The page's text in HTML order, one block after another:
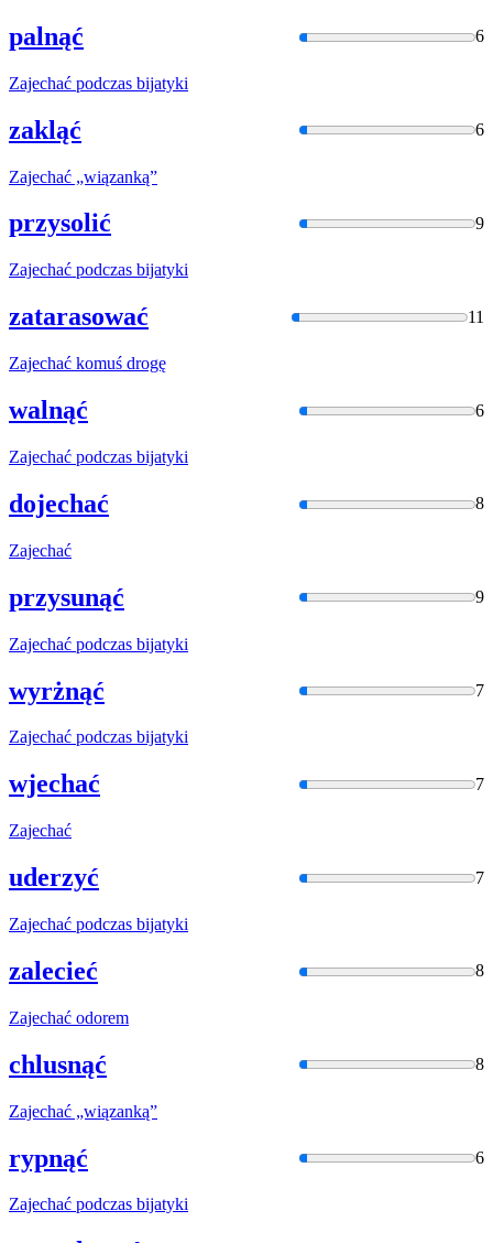
palnąć 6
Zajechać podczas bijatyki
zakląć 6
Zajechać „wiązanką”
przysolić 9
Zajechać podczas bijatyki
zatarasować 11
Zajechać komuś drogę
walnąć 6
Zajechać podczas bijatyki
dojechać 8
Zajechać
przysunąć 9
Zajechać podczas bijatyki
wyrżnąć 7
Zajechać podczas bijatyki
wjechać 7
Zajechać
uderzyć 7
Zajechać podczas bijatyki
zalecieć 8
Zajechać odorem
chlusnąć 8
Zajechać „wiązanką”
rypnąć 6
Zajechać podczas bijatyki